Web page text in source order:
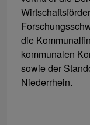
die
kommunalen
sowie der
Niederrhein.